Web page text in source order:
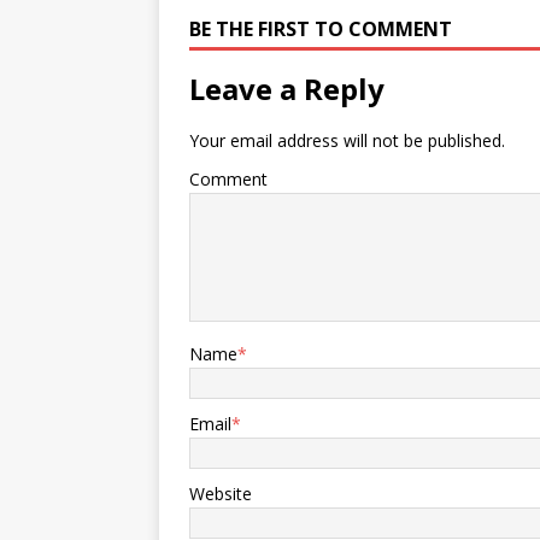
白宫公布
南非汽车
南非柑橘
困境。面
直截了当
国。美国
税生效前
交国实施
BE THE FIRST TO COMMENT
Leave a Reply
Your email address will not be published.
Comment
Name*
Email*
Website